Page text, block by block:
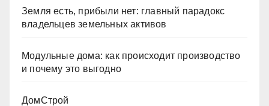
Земля есть, прибыли нет: главный парадокс
владельцев земельных активов
Модульные дома: как происходит производство
и почему это выгодно
ДомСтрой